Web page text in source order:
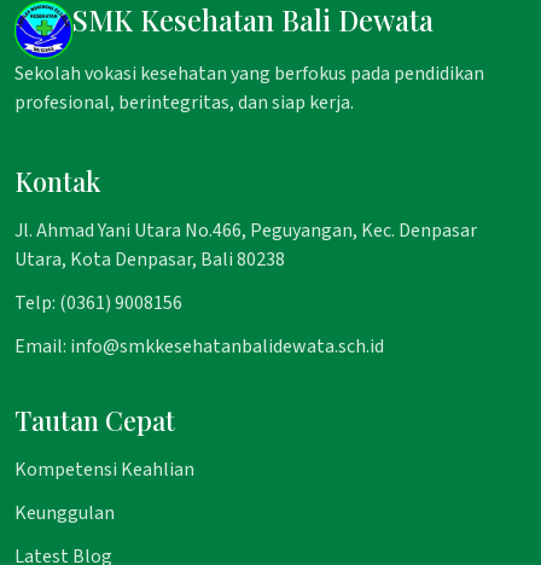
SMK Kesehatan Bali Dewata
Sekolah vokasi kesehatan yang berfokus pada pendidikan
profesional, berintegritas, dan siap kerja.
Kontak
Jl. Ahmad Yani Utara No.466, Peguyangan, Kec. Denpasar
Utara, Kota Denpasar, Bali 80238
Telp: (0361) 9008156
Email: info@smkkesehatanbalidewata.sch.id
Tautan Cepat
Kompetensi Keahlian
Keunggulan
Latest Blog